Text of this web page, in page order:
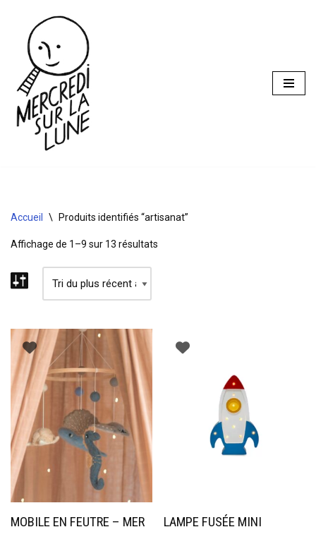
Aller
contenu
Accueil \ Produits identifiés “artisanat”
Affichage de 1–9 sur 13 résultats
MOBILE EN FEUTRE – MER LAMPE FUSÉE MINI